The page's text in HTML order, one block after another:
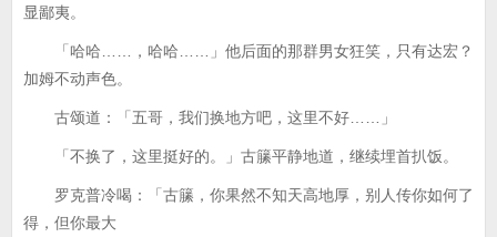
显鄙夷。
「哈哈……，哈哈……」他后面的那群男女狂笑，只有达宏？
加姆不动声色。
古颂道：「五哥，我们换地方吧，这里不好……」
「不换了，这里挺好的。」古籘平静地道，继续埋首扒饭。
罗克普冷喝：「古籘，你果然不知天高地厚，别人传你如何了
得，但你最大